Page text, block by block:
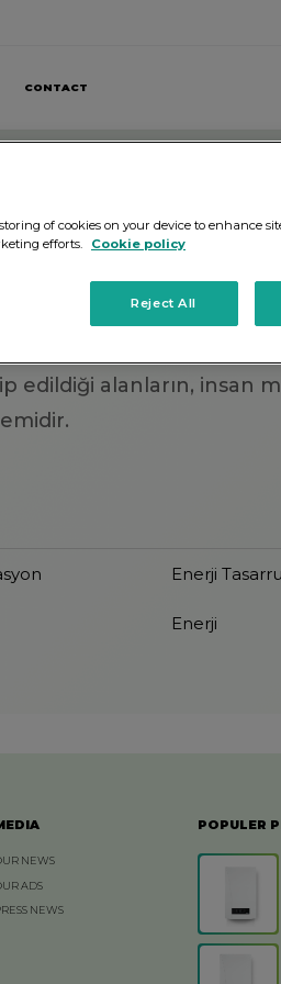
CONTACT
alanların, insan
Enerji
Enerji
NEWS
ADS
NEWS
POPULER
of cookies on your device to enhance
efforts.
Cookie policy
Reject All